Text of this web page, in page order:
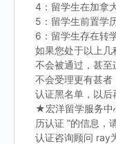
4：留学生在加拿
5：留学生前置学
6：留学生存在转
如果您处于以上几
不会被通过，甚至
不会受理更有甚者
认证黑名单，以后
★宏洋留学服务中
历认证 ”的信息，
认证咨询顾问 ray